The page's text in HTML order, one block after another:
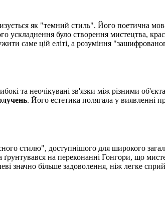
як "темний стиль". Його поетична
ускладнення було створення мистецтва,
саме цій еліті, а розуміння
та неочікувані зв'язки між різними
. Його естетика полягала у виявленні
стилю", доступнішого для широкого
на переконанні Гонгори, що
значно більше задоволення, ніж легке